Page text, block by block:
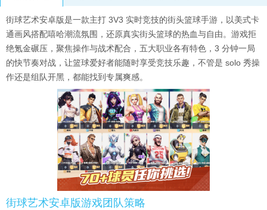
街球艺术安卓版是一款主打 3V3 实时竞技的街头篮球手游，以美式卡
通画风搭配嘻哈潮流氛围，还原真实街头篮球的热血与自由。游戏拒
绝氪金碾压，聚焦操作与战术配合，五大职业各有特色，3 分钟一局
的快节奏对战，让篮球爱好者能随时享受竞技乐趣，不管是 solo 秀操
作还是组队开黑，都能找到专属爽感。
街球艺术安卓版游戏团队策略